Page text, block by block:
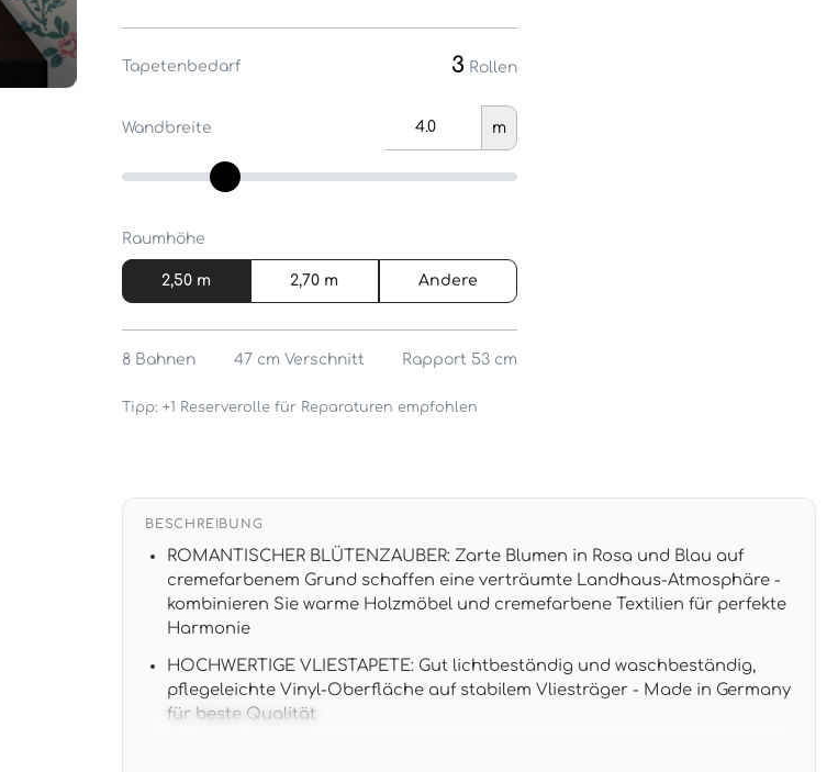
Tapetenbedarf 3 Rollen
Wandbreite m
Raumhöhe
2,50 m 2,70 m Andere
8 Bahnen 47 cm Verschnitt Rapport 53 cm
Tipp: +1 Reserverolle für Reparaturen empfohlen
BESCHREIBUNG
ROMANTISCHER BLÜTENZAUBER: Zarte Blumen in Rosa und Blau auf
cremefarbenem Grund schaffen eine verträumte Landhaus-Atmosphäre -
kombinieren Sie warme Holzmöbel und cremefarbene Textilien für perfekte
Harmonie
HOCHWERTIGE VLIESTAPETE: Gut lichtbeständig und waschbeständig,
pflegeleichte Vinyl-Oberfläche auf stabilem Vliesträger - Made in Germany
für beste Qualität